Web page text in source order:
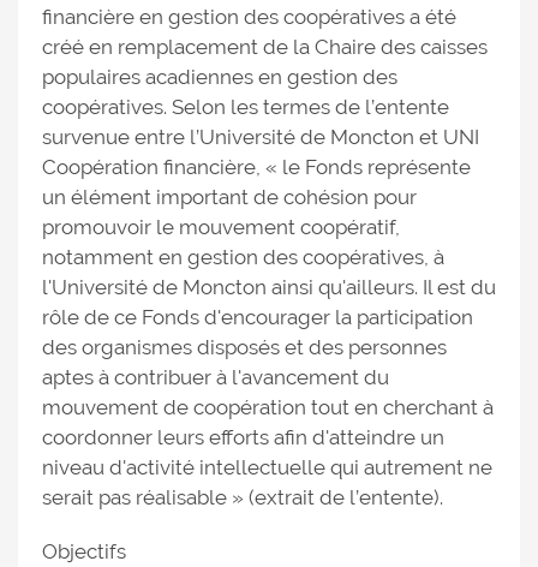
financière en gestion des coopératives a été
créé en remplacement de la Chaire des caisses
populaires acadiennes en gestion des
coopératives. Selon les termes de l’entente
survenue entre l’Université de Moncton et UNI
Coopération financière, « le Fonds représente
un élément important de cohésion pour
promouvoir le mouvement coopératif,
notamment en gestion des coopératives, à
l'Université de Moncton ainsi qu'ailleurs. Il est du
rôle de ce Fonds d'encourager la participation
des organismes disposés et des personnes
aptes à contribuer à l'avancement du
mouvement de coopération tout en cherchant à
coordonner leurs efforts afin d'atteindre un
niveau d'activité intellectuelle qui autrement ne
serait pas réalisable » (extrait de l’entente).
Objectifs